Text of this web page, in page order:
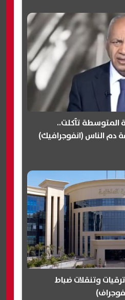
تآكلت..
دم الناس (انفوجرافيك)
وتنقلات ضباط